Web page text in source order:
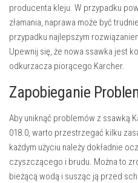
producenta kleju. W przypadku
złamania, naprawa może być
przypadku najlepszym
Upewnij się, że nowa ssawka jest
odkurzacza piorącego Karcher.
Zapobieganie
Aby uniknąć problemów z ssawką
018.0, warto przestrzegać kilku
każdym użyciu należy dokładnie
czyszczącego i brudu. Można to
bieżącą wodą i susząc ją przed